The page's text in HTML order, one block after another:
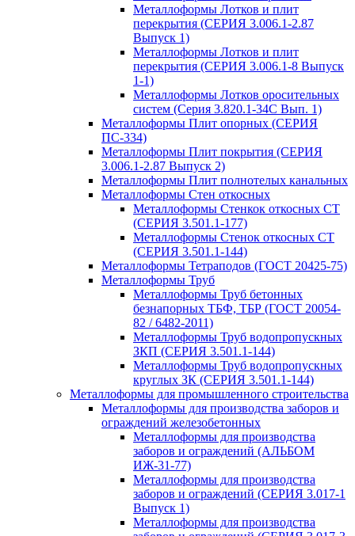
Металлоформы Лотков и плит
перекрытия (СЕРИЯ 3.006.1-2.87
Выпуск 1)
Металлоформы Лотков и плит
перекрытия (СЕРИЯ 3.006.1-8 Выпуск
1-1)
Металлоформы Лотков оросительных
систем (Серия 3.820.1-34С Вып. 1)
Металлоформы Плит опорных (СЕРИЯ
ПС-334)
Металлоформы Плит покрытия (СЕРИЯ
3.006.1-2.87 Выпуск 2)
Металлоформы Плит полнотелых канальных
Металлоформы Стен откосных
Металлоформы Стенкок откосных СТ
(СЕРИЯ 3.501.1-177)
Металлоформы Стенок откосных СТ
(СЕРИЯ 3.501.1-144)
Металлоформы Тетраподов (ГОСТ 20425-75)
Металлоформы Труб
Металлоформы Труб бетонных
безнапорных ТБФ, ТБР (ГОСТ 20054-
82 / 6482-2011)
Металлоформы Труб водопропускных
ЗКП (СЕРИЯ 3.501.1-144)
Металлоформы Труб водопропускных
круглых ЗК (СЕРИЯ 3.501.1-144)
Металлоформы для промышленного строительства
Металлоформы для производства заборов и
ограждений железобетонных
Металлоформы для производства
заборов и ограждений (АЛЬБОМ
ИЖ-31-77)
Металлоформы для производства
заборов и ограждений (СЕРИЯ 3.017-1
Выпуск 1)
Металлоформы для производства